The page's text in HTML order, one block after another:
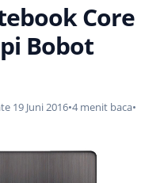
Core
Bobot
19 Juni 2016•4 menit baca•